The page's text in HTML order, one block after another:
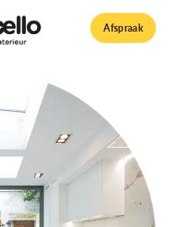
Afspraak